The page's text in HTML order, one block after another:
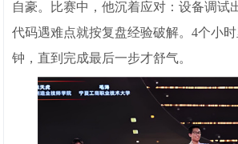
自豪。比赛中，他沉着应对：设备调试
代码遇难点就按复盘经验破解。4个小
钟，直到完成最后一步才舒气。